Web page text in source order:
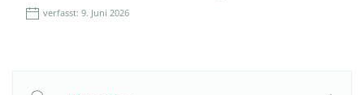
verfasst: 9. Juni 2026